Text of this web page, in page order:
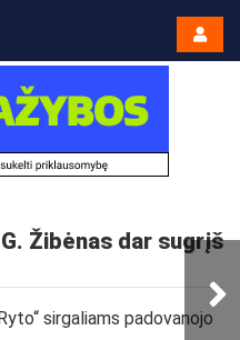
Žibėnas dar sugrįš
sirgaliams padovanojo